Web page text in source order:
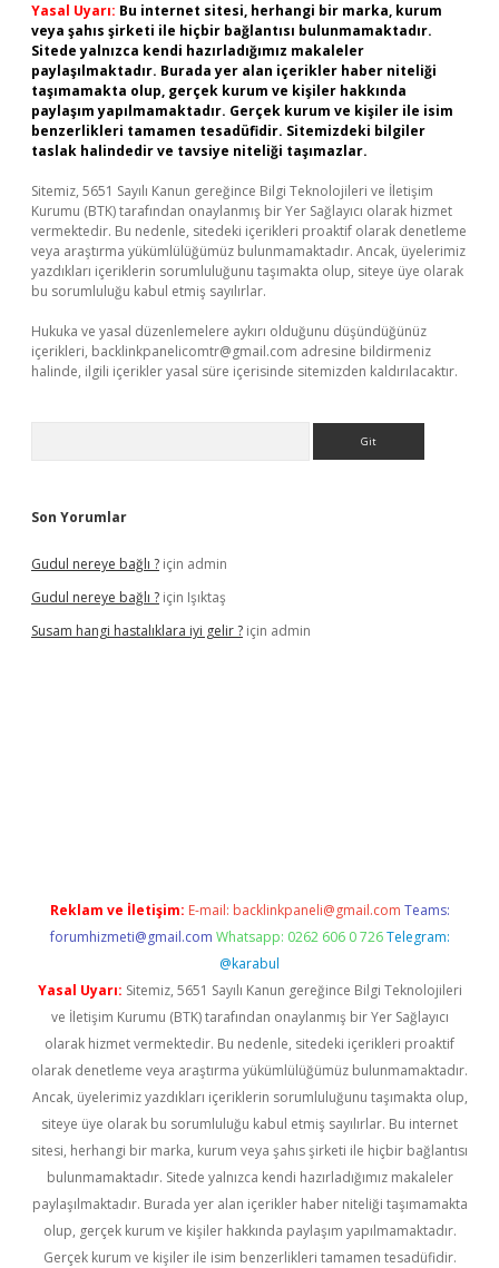
Yasal Uyarı: Bu internet sitesi, herhangi bir marka, kurum
veya şahıs şirketi ile hiçbir bağlantısı bulunmamaktadır.
Sitede yalnızca kendi hazırladığımız makaleler
paylaşılmaktadır. Burada yer alan içerikler haber niteliği
taşımamakta olup, gerçek kurum ve kişiler hakkında
paylaşım yapılmamaktadır. Gerçek kurum ve kişiler ile isim
benzerlikleri tamamen tesadüfidir. Sitemizdeki bilgiler
taslak halindedir ve tavsiye niteliği taşımazlar.
Sitemiz, 5651 Sayılı Kanun gereğince Bilgi Teknolojileri ve İletişim
Kurumu (BTK) tarafından onaylanmış bir Yer Sağlayıcı olarak hizmet
vermektedir. Bu nedenle, sitedeki içerikleri proaktif olarak denetleme
veya araştırma yükümlülüğümüz bulunmamaktadır. Ancak, üyelerimiz
yazdıkları içeriklerin sorumluluğunu taşımakta olup, siteye üye olarak
bu sorumluluğu kabul etmiş sayılırlar.
Hukuka ve yasal düzenlemelere aykırı olduğunu düşündüğünüz
içerikleri, backlinkpanelicomtr@gmail.com adresine bildirmeniz
halinde, ilgili içerikler yasal süre içerisinde sitemizden kaldırılacaktır.
Son Yorumlar
Gudul nereye bağlı ? için admin
Gudul nereye bağlı ? için Işıktaş
Susam hangi hastalıklara iyi gelir ? için admin
Reklam ve İletişim: E-mail: backlinkpaneli@gmail.com Teams:
forumhizmeti@gmail.com Whatsapp: 0262 606 0 726 Telegram:
@karabul
Yasal Uyarı: Sitemiz, 5651 Sayılı Kanun gereğince Bilgi Teknolojileri
ve İletişim Kurumu (BTK) tarafından onaylanmış bir Yer Sağlayıcı
olarak hizmet vermektedir. Bu nedenle, sitedeki içerikleri proaktif
olarak denetleme veya araştırma yükümlülüğümüz bulunmamaktadır.
Ancak, üyelerimiz yazdıkları içeriklerin sorumluluğunu taşımakta olup,
siteye üye olarak bu sorumluluğu kabul etmiş sayılırlar. Bu internet
sitesi, herhangi bir marka, kurum veya şahıs şirketi ile hiçbir bağlantısı
bulunmamaktadır. Sitede yalnızca kendi hazırladığımız makaleler
paylaşılmaktadır. Burada yer alan içerikler haber niteliği taşımamakta
olup, gerçek kurum ve kişiler hakkında paylaşım yapılmamaktadır.
Gerçek kurum ve kişiler ile isim benzerlikleri tamamen tesadüfidir.